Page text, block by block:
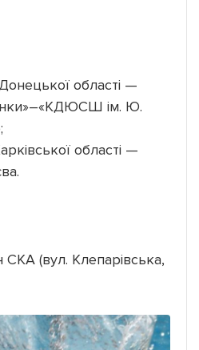
області —
ім. Ю.
області —
СКА (вул. Клепарівська,